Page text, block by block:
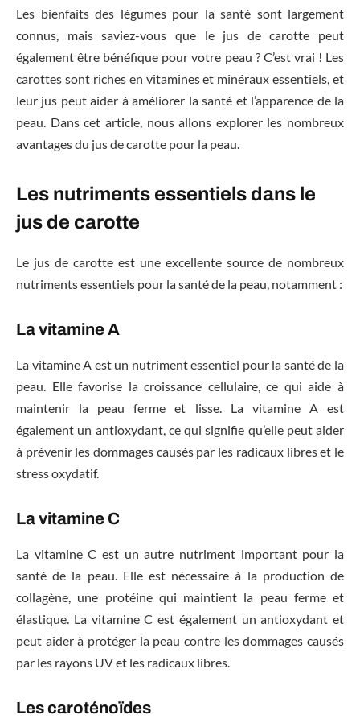
Les bienfaits des légumes pour la santé sont largement
connus, mais saviez-vous que le jus de carotte peut
également être bénéfique pour votre peau ? C’est vrai ! Les
carottes sont riches en vitamines et minéraux essentiels, et
leur jus peut aider à améliorer la santé et l’apparence de la
peau. Dans cet article, nous allons explorer les nombreux
avantages du jus de carotte pour la peau.
Les nutriments essentiels dans le
jus de carotte
Le jus de carotte est une excellente source de nombreux
nutriments essentiels pour la santé de la peau, notamment :
La vitamine A
La vitamine A est un nutriment essentiel pour la santé de la
peau. Elle favorise la croissance cellulaire, ce qui aide à
maintenir la peau ferme et lisse. La vitamine A est
également un antioxydant, ce qui signifie qu’elle peut aider
à prévenir les dommages causés par les radicaux libres et le
stress oxydatif.
La vitamine C
La vitamine C est un autre nutriment important pour la
santé de la peau. Elle est nécessaire à la production de
collagène, une protéine qui maintient la peau ferme et
élastique. La vitamine C est également un antioxydant et
peut aider à protéger la peau contre les dommages causés
par les rayons UV et les radicaux libres.
Les caroténoïdes